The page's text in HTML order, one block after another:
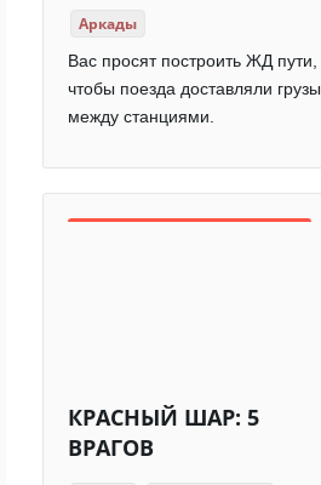
Аркады
Вас просят построить ЖД пути,
чтобы поезда доставляли грузы
между станциями.
КРАСНЫЙ ШАР: 5
ВРАГОВ